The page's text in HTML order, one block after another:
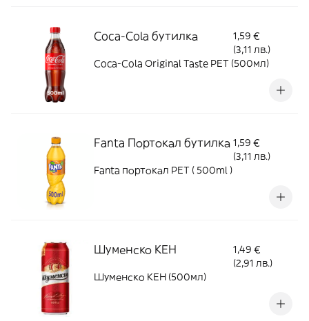
Coca-Cola бутилка
1,59 €
(3,11 лв.)
Coca-Cola Original Taste PET (500мл)
Fanta Портокал бутилка 1,59 €
(3,11 лв.)
Fanta портокал PET ( 500ml )
Шуменско КЕН
1,49 €
(2,91 лв.)
Шуменско КЕН (500мл)